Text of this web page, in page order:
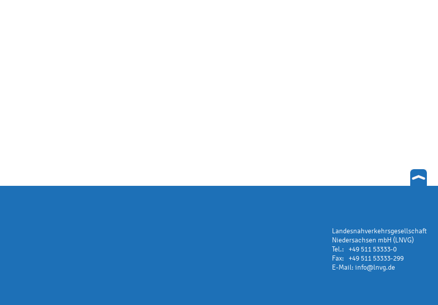
Landesnahverkehrsgesellschaft
Niedersachsen mbH (LNVG)
Tel.: +49 511 53333-0
Fax: +49 511 53333-299
E-Mail: info@lnvg.de